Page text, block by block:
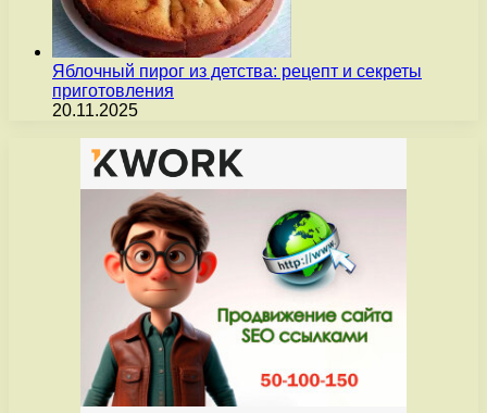
Яблочный пирог из детства: рецепт и секреты
приготовления
20.11.2025